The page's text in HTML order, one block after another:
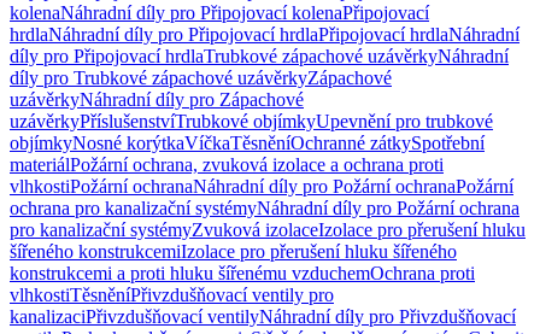
kolenaNáhradní díly pro Připojovací kolenaPřipojovací
hrdlaNáhradní díly pro Připojovací hrdlaPřipojovací hrdlaNáhradní
díly pro Připojovací hrdlaTrubkové zápachové uzávěrkyNáhradní
díly pro Trubkové zápachové uzávěrkyZápachové
uzávěrkyNáhradní díly pro Zápachové
uzávěrkyPříslušenstvíTrubkové objímkyUpevnění pro trubkové
objímkyNosné korýtkaVíčkaTěsněníOchranné zátkySpotřební
materiálPožární ochrana, zvuková izolace a ochrana proti
vlhkostiPožární ochranaNáhradní díly pro Požární ochranaPožární
ochrana pro kanalizační systémyNáhradní díly pro Požární ochrana
pro kanalizační systémyZvuková izolaceIzolace pro přerušení hluku
šířeného konstrukcemiIzolace pro přerušení hluku šířeného
konstrukcemi a proti hluku šířenému vzduchemOchrana proti
vlhkostiTěsněníPřivzdušňovací ventily pro
kanalizaciPřivzdušňovací ventilyNáhradní díly pro Přivzdušňovací